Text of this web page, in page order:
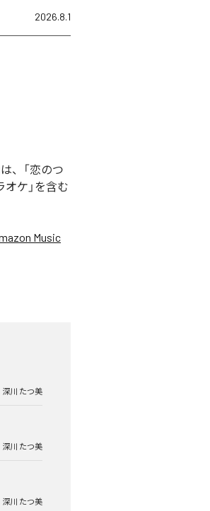
2026.8.1
、「恋のつ
オケ」を含む
Music
深川 たつ美
深川 たつ美
深川 たつ美